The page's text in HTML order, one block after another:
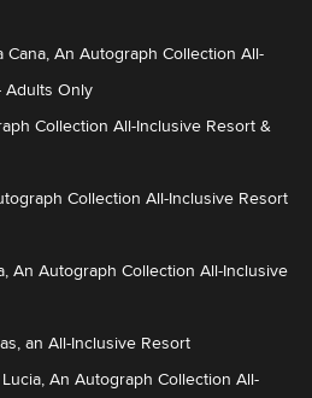
Cana, An Autograph Collection All-
Adults Only
Collection All-Inclusive Resort &
Collection All-Inclusive Resort
An Autograph Collection All-Inclusive
an All-Inclusive Resort
An Autograph Collection All-